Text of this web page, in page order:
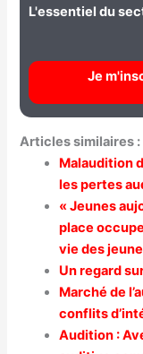
L'essentiel du
Je
Articles similaires :
Malaudition
les pertes
« Jeunes
place
vie des
Un regard
Marché de
conflits
Audition :